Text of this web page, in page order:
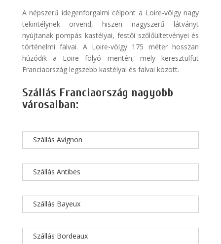
A népszerű idegenforgalmi célpont a Loire-völgy nagy
tekintélynek örvend, hiszen nagyszerű látványt
nyújtanak pompás kastélyai, festői szőlőültetvényei és
történelmi falvai. A Loire-völgy 175 méter hosszan
húzódik a Loire folyó mentén, mely keresztülfut
Franciaország legszebb kastélyai és falvai között.
Szállás Franciaország nagyobb
városaiban:
Szállás Avignon
Szállás Antibes
Szállás Bayeux
Szállás Bordeaux